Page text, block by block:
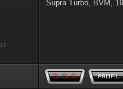
Supra Turbo, BVM,